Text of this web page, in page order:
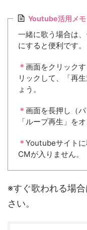
Youtube活用メモ
一緒に歌う場合は
にすると便利です。
＊ 画面をクリック
リックして、「再
ょう。
＊ 画面を長押し（
「ループ再生」を
＊ Youtubeサイトに
CMが入りません。
※すぐ歌われる場合
さい。